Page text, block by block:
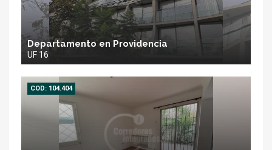
Departamento en Providencia
UF 16
COD: 104.404